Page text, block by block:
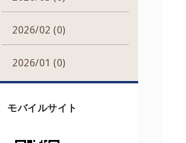
2026/02 (0)
2026/01 (0)
モバイルサイト